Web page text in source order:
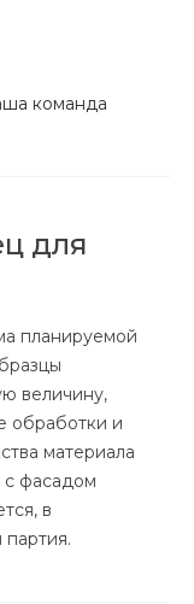
команда
для
планируемой
величину,
обработки и
материала
с фасадом
в
партия.